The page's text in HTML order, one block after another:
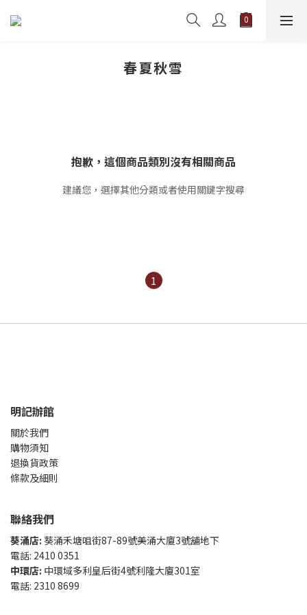
春夏秋雪
抱歉，這個商品類別沒有相關商品
建議您，選擇其他分類或者使用關鍵字搜尋
1
明記辦館
關於我們
購物須知
退換貨政策
條款及細則
聯絡我們
葵涌店: 葵涌禾塘咀街87-89號美涌大廈3號舖地下
電話: 2410 0351
中環店: 中環域多利皇后街4號利隆大廈301室
電話: 2310 8699